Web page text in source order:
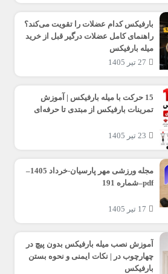
بارفیکس کدام عضلات را تقویت می‌کند؟
راهنمای کامل عضلات درگیر قبل از خرید
میله بارفیکس
27 تیر 1405
15 حرکت با میله بارفیکس | آموزش
تمرینات بارفیکس از مبتدی تا حرفه‌ای
23 تیر 1405
مجله ورزشی مهر پارسیان-خرداد 1405–
pdf–شماره 191
17 تیر 1405
آموزش نصب میله بارفیکس بدون پیچ در
چهارچوب در | نکات ایمنی و نحوه بستن
بارفیکس